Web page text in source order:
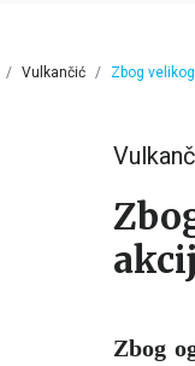
Vulkančić Zbog
Zbog